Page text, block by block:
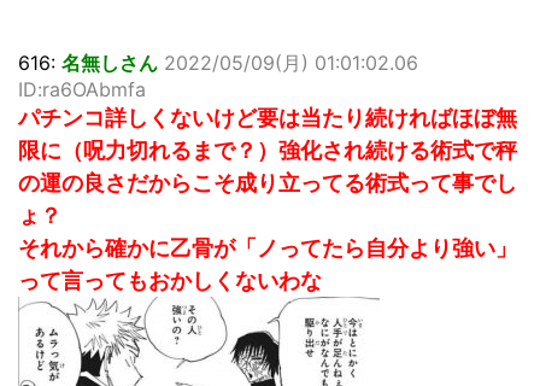
616: 名無しさん 2022/05/09(月) 01:01:02.06
ID:ra6OAbmfa
パチンコ詳しくないけど要は当たり続ければほぼ無
限に（呪力切れるまで？）強化され続ける術式で秤
の運の良さだからこそ成り立ってる術式って事でし
ょ？
それから確かに乙骨が「ノってたら自分より強い」
って言ってもおかしくないわな